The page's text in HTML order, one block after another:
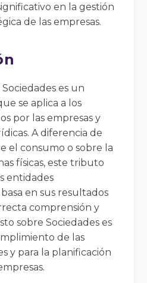
en la gestión
de las empresas.
es un
se aplica a los
por las empresas y
A diferencia de
el consumo o sobre la
físicas, este tributo
entidades
en sus resultados
comprensión y
sobre Sociedades es
de las
y para la planificación